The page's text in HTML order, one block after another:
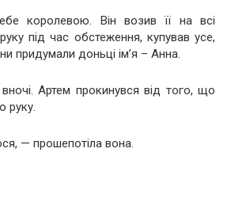
королевою. Він возив її на всі
під час обстеження, купував усе,
придумали доньці ім’я – Анна.
Артем прокинувся від того, що
руку.
— прошепотіла вона.